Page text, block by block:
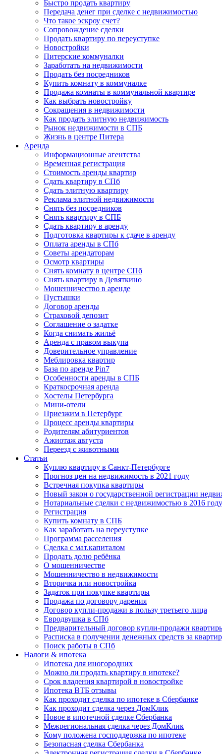
Быстро продать квартиру
Передача денег при сделке с недвижимостью
Что такое эскроу счет?
Сопровождение сделки
Продать квартиру по переуступке
Новостройки
Питерские коммуналки
Заработать на недвижимости
Продать без посредников
Купить комнату в коммуналке
Продажа комнаты в коммунальной квартире
Как выбрать новостройку
Сокращения в недвижимости
Как продать элитную недвижимость
Рынок недвижимости в СПБ
Жизнь в центре Питера
Аренда
Информационные агентства
Временная регистрация
Стоимость аренды квартир
Сдать квартиру в СПб
Сдать элитную квартиру
Реклама элитной недвижимости
Снять без посредников
Снять квартиру в СПБ
Сдать квартиру в аренду
Подготовка квартиры к сдаче в аренду
Оплата аренды в СПб
Советы арендаторам
Осмотр квартиры
Снять комнату в центре СПб
Снять квартиру в Девяткино
Мошенничество в аренде
Пустышки
Договор аренды
Страховой депозит
Соглашение о задатке
Когда снимать жильё
Аренда с правом выкупа
Доверительное управление
Меблировка квартир
База по аренде Pin7
Особенности аренды в СПБ
Краткосрочная аренда
Хостелы Петербурга
Мини-отели
Приезжим в Петербург
Процесс аренды квартиры
Родителям абитуриентов
Ажиотаж августа
Переезд с животными
Статьи
Куплю квартиру в Санкт-Петербурге
Прогноз цен на недвижимость в 2021 году
Встречная покупка квартиры
Новый закон о государственной регистрации
Нотариальные сделки с недвижимостью в 2016 году
Регистрация
Купить комнату в СПБ
Как заработать на переуступке
Программа расселения
Сделка с мат.капиталом
Продать долю ребёнка
О мошенничестве
Мошенничество в недвижимости
Вторичка или новостройка
Задаток при покупке квартиры
Продажа по договору дарения
Договор купли-продажи в пользу третьего лица
Евродвушка в СПб
Предварительный договор купли-продажи
Расписка в получении денежных средств за
Поиск работы в СПб
Налоги & ипотека
Ипотека для иногородних
Можно ли продать квартиру в ипотеке?
Срок владения квартирой в новостройке
Ипотека ВТБ отзывы
Как проходит сделка по ипотеке в Сбербанке
Как проходит сделка через ДомКлик
Новое в ипотечной сделке Сбербанка
Межрегиональная сделка через ДомКлик
Кому положена господдержка по ипотеке
Безопасная сделка Сбербанка